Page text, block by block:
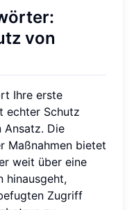
von
Ihre erste
echter Schutz
Ansatz. Die
Maßnahmen bietet
weit über eine
hinausgeht,
Zugriff